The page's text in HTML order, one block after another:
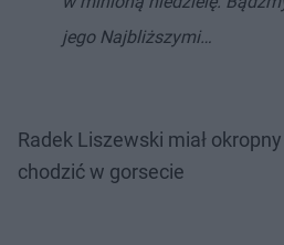
jego Najbliższymi…
Radek Liszewski miał
chodzić w gorsecie